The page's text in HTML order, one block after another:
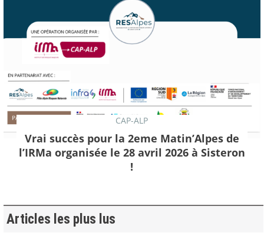
CAP-ALP
Vrai succès pour la 2eme Matin’Alpes de
l’IRMa organisée le 28 avril 2026 à Sisteron
!
Articles les plus lus